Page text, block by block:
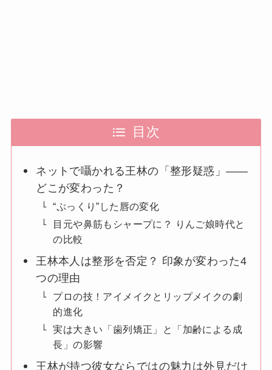
目次
ネットで囁かれる王林の「整形疑惑」——
どこが変わった？
“ぷっくり”した唇の変化
目元や鼻筋もシャープに？ りんご娘時代と
の比較
王林本人は整形を否定？ 印象が変わった4
つの理由
プロの技！アイメイクとリップメイクの劇
的進化
実は大きい「歯列矯正」と「加齢による成
長」の影響
王林が持つ彼女ならではの魅力は外見だけ